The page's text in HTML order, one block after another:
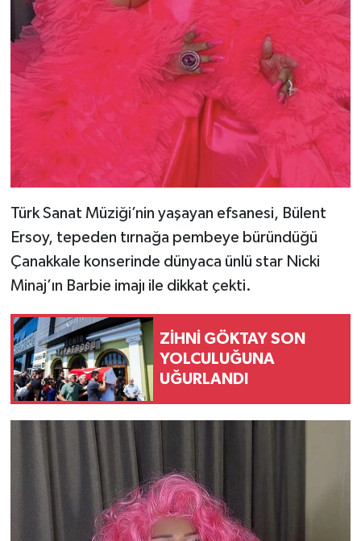
Türk Sanat Müziği’nin yaşayan efsanesi, Bülent
Ersoy, tepeden tırnağa pembeye büründüğü
Çanakkale konserinde dünyaca ünlü star Nicki
Minaj’ın Barbie imajı ile dikkat çekti.
ZİHNİ GÖKTAY SON
YOLCULUĞUNA
UĞURLANDI